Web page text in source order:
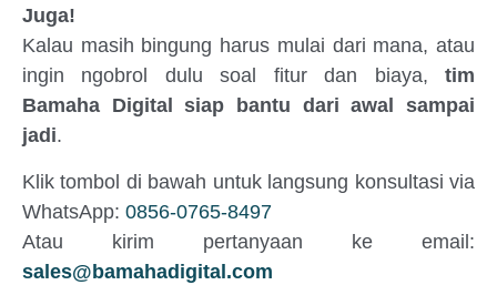
Juga!
Kalau masih bingung harus mulai dari mana, atau
ingin ngobrol dulu soal fitur dan biaya, tim
Bamaha Digital siap bantu dari awal sampai
jadi.
Klik tombol di bawah untuk langsung konsultasi via
WhatsApp: 0856-0765-8497
Atau kirim pertanyaan ke email:
sales@bamahadigital.com